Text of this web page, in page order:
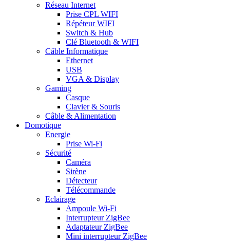
Réseau Internet
Prise CPL WIFI
Répéteur WIFI
Switch & Hub
Clé Bluetooth & WIFI
Câble Informatique
Ethernet
USB
VGA & Display
Gaming
Casque
Clavier & Souris
Câble & Alimentation
Domotique
Energie
Prise Wi-Fi
Sécurité
Caméra
Sirène
Détecteur
Télécommande
Eclairage
Ampoule Wi-Fi
Interrupteur ZigBee
Adaptateur ZigBee
Mini interrupteur ZigBee